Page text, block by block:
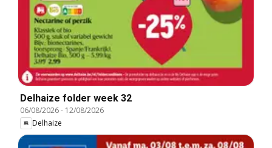
Delhaize folder week 32
06/08/2026- 12/08/2026
Delhaize